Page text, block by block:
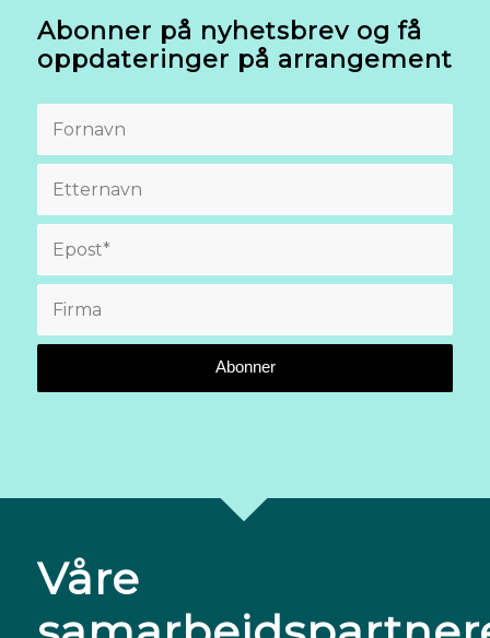
Abonner på nyhetsbrev og få
oppdateringer på arrangement
Våre